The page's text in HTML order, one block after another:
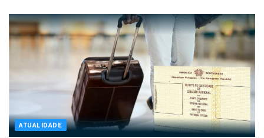
ATUALIDADE